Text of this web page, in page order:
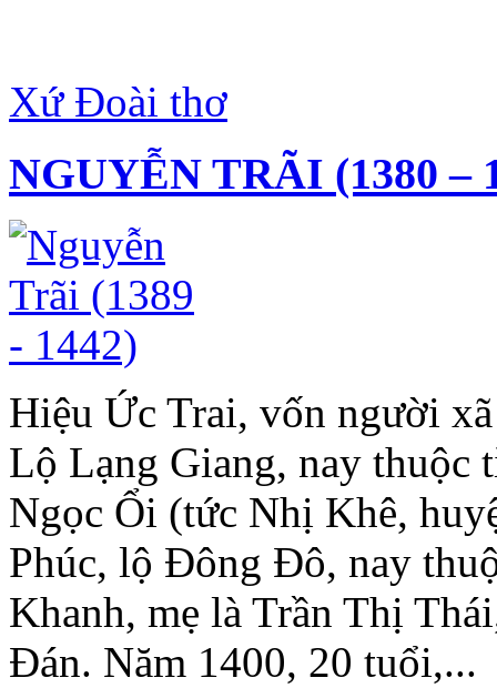
Xứ Đoài thơ
NGUYỄN TRÃI (1380 –
Hiệu Ức Trai, vốn người
Lộ Lạng Giang, nay thuộc
Ngọc Ổi (tức Nhị Khê,
Phúc, lộ Đông Đô, nay
Khanh, mẹ là Trần Thị
Đán. Năm 1400, 20 tuổi,...